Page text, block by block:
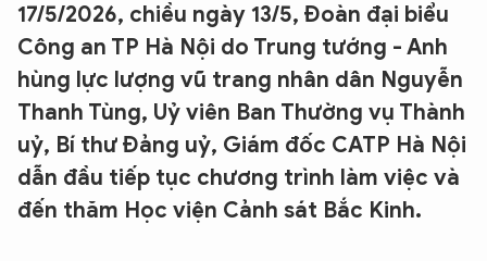
17/5/2026, chiều ngày 13/5, Đoàn đại biểu
Công an TP Hà Nội do Trung tướng - Anh
hùng lực lượng vũ trang nhân dân Nguyễn
Thanh Tùng, Uỷ viên Ban Thường vụ Thành
uỷ, Bí thư Đảng uỷ, Giám đốc CATP Hà Nội
dẫn đầu tiếp tục chương trình làm việc và
đến thăm Học viện Cảnh sát Bắc Kinh.